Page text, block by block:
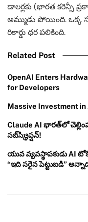
డాలర్లకు (భారత కరెన్సీ
అమ్ముడు పోయింది. ఒక్క
రికార్డు ధర పలికింది.
Related Post
OpenAI Enters
for Developers
Massive Investment
Claude AI భారత్‌లో
సబ్‌స్క్రిప్షన్!
యువ వ్యవస్థాపకుడు AI
“ఇది సరైన పెట్టుబడి”